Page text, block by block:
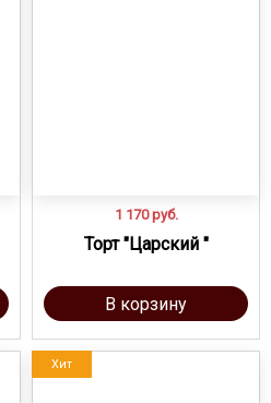
1 170 руб.
Торт "Царский "
В корзину
Хит